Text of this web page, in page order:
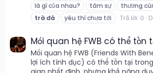
là gì của nhau? tâm sự
thương
trà đá yêu thì chưa tới Trả lời: 0
Mối quan hệ FWB có thể tồn
Mối quan hệ FWB (Friends With
lợi ích tình dục) có thể tồn tại